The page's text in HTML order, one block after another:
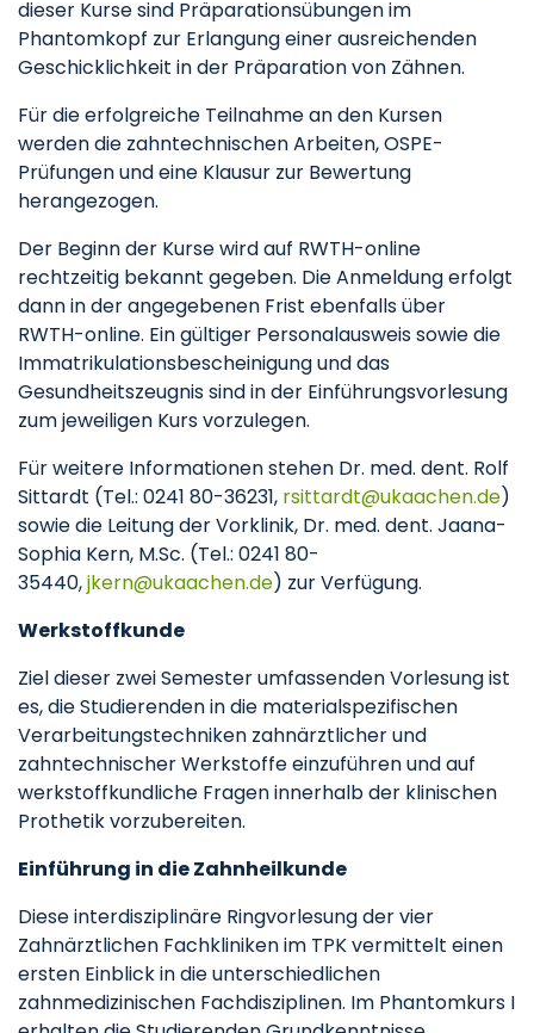
dieser Kurse sind Präparationsübungen im
Phantomkopf zur Erlangung einer ausreichenden
Geschicklichkeit in der Präparation von Zähnen.
Für die erfolgreiche Teilnahme an den Kursen
werden die zahntechnischen Arbeiten, OSPE-
Prüfungen und eine Klausur zur Bewertung
herangezogen.
Der Beginn der Kurse wird auf RWTH-online
rechtzeitig bekannt gegeben. Die Anmeldung erfolgt
dann in der angegebenen Frist ebenfalls über
RWTH-online. Ein gültiger Personalausweis sowie die
Immatrikulationsbescheinigung und das
Gesundheitszeugnis sind in der Einführungsvorlesung
zum jeweiligen Kurs vorzulegen.
Für weitere Informationen stehen Dr. med. dent. Rolf
Sittardt (Tel.: 0241 80-36231, rsittardt ukaachende)
sowie die Leitung der Vorklinik, Dr. med. dent. Jaana-
Sophia Kern, M.Sc. (Tel.: 0241 80-
35440,jkern ukaachende) zur Verfügung.
Werkstoffkunde
Ziel dieser zwei Semester umfassenden Vorlesung ist
es, die Studierenden in die materialspezifischen
Verarbeitungstechniken zahnärztlicher und
zahntechnischer Werkstoffe einzuführen und auf
werkstoffkundliche Fragen innerhalb der klinischen
Prothetik vorzubereiten.
Einführung in die Zahnheilkunde
Diese interdisziplinäre Ringvorlesung der vier
Zahnärztlichen Fachkliniken im TPK vermittelt einen
ersten Einblick in die unterschiedlichen
zahnmedizinischen Fachdisziplinen. Im Phantomkurs I